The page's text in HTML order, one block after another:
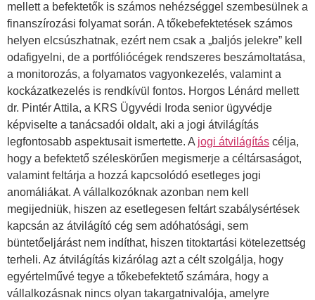
mellett a befektetők is számos nehézséggel szembesülnek a
finanszírozási folyamat során. A tőkebefektetések számos
helyen elcsúszhatnak, ezért nem csak a „baljós jelekre” kell
odafigyelni, de a portfóliócégek rendszeres beszámoltatása,
a monitorozás, a folyamatos vagyonkezelés, valamint a
kockázatkezelés is rendkívül fontos. Horgos Lénárd mellett
dr. Pintér Attila, a KRS Ügyvédi Iroda senior ügyvédje
képviselte a tanácsadói oldalt, aki a jogi átvilágítás
legfontosabb aspektusait ismertette. A jogi átvilágítás célja,
hogy a befektető széleskörűen megismerje a céltársaságot,
valamint feltárja a hozzá kapcsolódó esetleges jogi
anomáliákat. A vállalkozóknak azonban nem kell
megijedniük, hiszen az esetlegesen feltárt szabálysértések
kapcsán az átvilágító cég sem adóhatósági, sem
büntetőeljárást nem indíthat, hiszen titoktartási kötelezettség
terheli. Az átvilágítás kizárólag azt a célt szolgálja, hogy
egyértelművé tegye a tőkebefektető számára, hogy a
vállalkozásnak nincs olyan takargatnivalója, amelyre